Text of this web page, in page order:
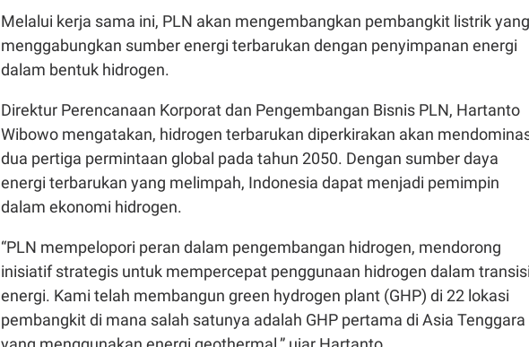
Melalui kerja sama ini, PLN akan mengembangkan pembangkit listrik yang
menggabungkan sumber energi terbarukan dengan penyimpanan energi
dalam bentuk hidrogen.
Direktur Perencanaan Korporat dan Pengembangan Bisnis PLN, Hartanto
Wibowo mengatakan, hidrogen terbarukan diperkirakan akan
dua pertiga permintaan global pada tahun 2050. Dengan sumber daya
energi terbarukan yang melimpah, Indonesia dapat menjadi pemimpin
dalam ekonomi hidrogen.
“PLN mempelopori peran dalam pengembangan hidrogen, mendorong
inisiatif strategis untuk mempercepat penggunaan hidrogen dalam
energi. Kami telah membangun green hydrogen plant (GHP) di 22 lokasi
pembangkit di mana salah satunya adalah GHP pertama di Asia Tenggara